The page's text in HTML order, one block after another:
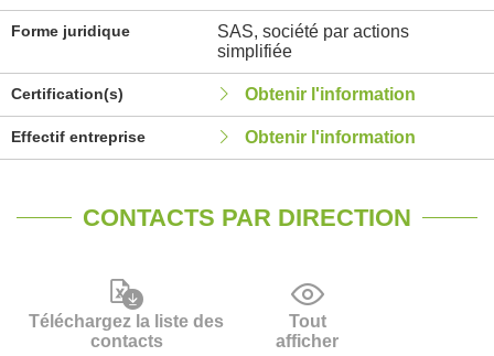
Forme juridique
SAS, société par actions
simplifiée
Certification(s) Obtenir l'information
Effectif entreprise Obtenir l'information
CONTACTS PAR DIRECTION
Téléchargez la liste des
contacts
Tout
afficher